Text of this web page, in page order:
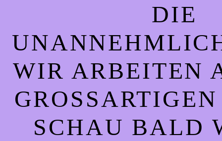
DIE
WIR ARBEITEN
GROSSARTIGEN
CHAU BALD